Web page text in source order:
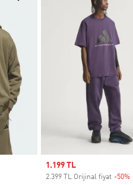
Sale price
1.199 TL
2.399 TL Orijinal fiyat -50%